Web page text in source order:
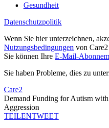
Gesundheit
Datenschutzpolitik
Wenn Sie hier unterzeichnen,
Nutzungsbedingungen von Care2
Sie können Ihre E-Mail-
Sie haben Probleme, dies zu
Care2
Demand Funding for Autism
Aggression
TEILENTWEET